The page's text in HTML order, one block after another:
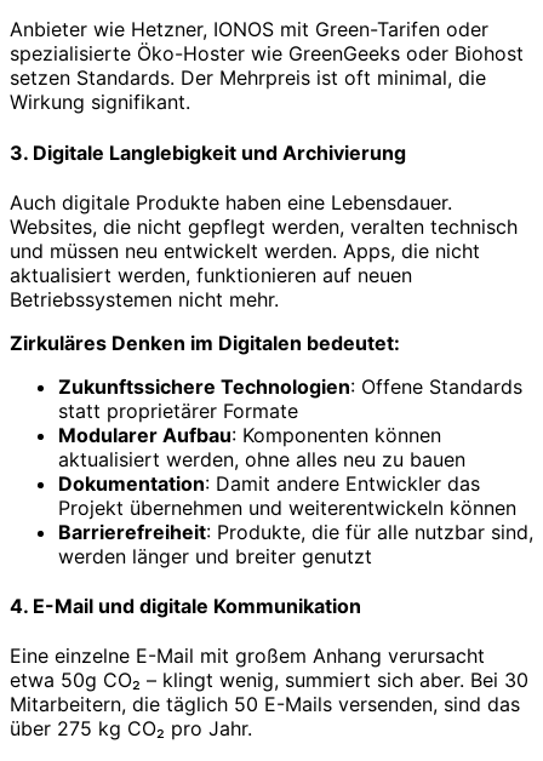
Anbieter wie Hetzner, IONOS mit Green-Tarifen oder
spezialisierte Öko-Hoster wie GreenGeeks oder Biohost
setzen Standards. Der Mehrpreis ist oft minimal, die
Wirkung signifikant.
3. Digitale Langlebigkeit und Archivierung
Auch digitale Produkte haben eine Lebensdauer.
Websites, die nicht gepflegt werden, veralten technisch
und müssen neu entwickelt werden. Apps, die nicht
aktualisiert werden, funktionieren auf neuen
Betriebssystemen nicht mehr.
Zirkuläres Denken im Digitalen bedeutet:
Zukunftssichere Technologien: Offene Standards
statt proprietärer Formate
Modularer Aufbau: Komponenten können
aktualisiert werden, ohne alles neu zu bauen
Dokumentation: Damit andere Entwickler das
Projekt übernehmen und weiterentwickeln können
Barrierefreiheit: Produkte, die für alle nutzbar sind,
werden länger und breiter genutzt
4. E-Mail und digitale Kommunikation
Eine einzelne E-Mail mit großem Anhang verursacht
etwa 50g CO₂ – klingt wenig, summiert sich aber. Bei 30
Mitarbeitern, die täglich 50 E-Mails versenden, sind das
über 275 kg CO₂ pro Jahr.